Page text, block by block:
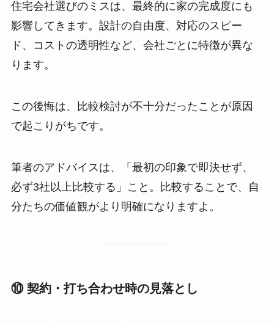
住宅会社選びのミスは、最終的に家の完成度にも
影響してきます。設計の自由度、対応のスピー
ド、コストの透明性など、会社ごとに特徴が異な
ります。
この後悔は、比較検討が不十分だったことが原因
で起こりがちです。
筆者のアドバイスは、「最初の印象で即決せず、
必ず3社以上比較する」こと。比較することで、自
分たちの価値観がより明確になりますよ。
⑩ 契約・打ち合わせ時の見落とし